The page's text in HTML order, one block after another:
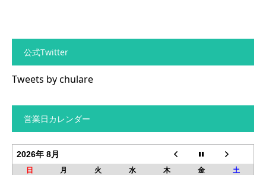
公式Twitter
Tweets by chulare
営業日カレンダー
2026年 8月
日 月 火 水 木 金 土